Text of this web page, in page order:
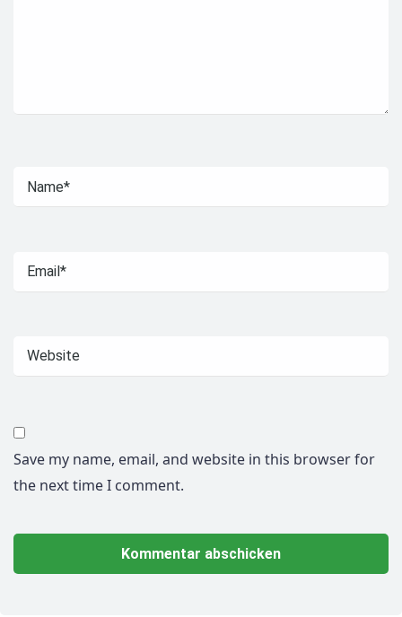
Save my name, email, and website in this browser for
the next time I comment.